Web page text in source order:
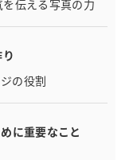
伝える写真の力
の役割
に重要なこと